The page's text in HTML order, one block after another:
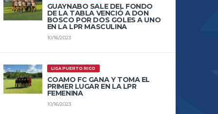
GUAYNABO SALE DEL FONDO
DE LA TABLA VENCIÓ A DON
BOSCO POR DOS GOLES A UNO
EN LA LPR MASCULINA
10/16/2023
LIGA PUERTO RICO
COAMO FC GANA Y TOMA EL
PRIMER LUGAR EN LA LPR
FEMENINA
10/16/2023